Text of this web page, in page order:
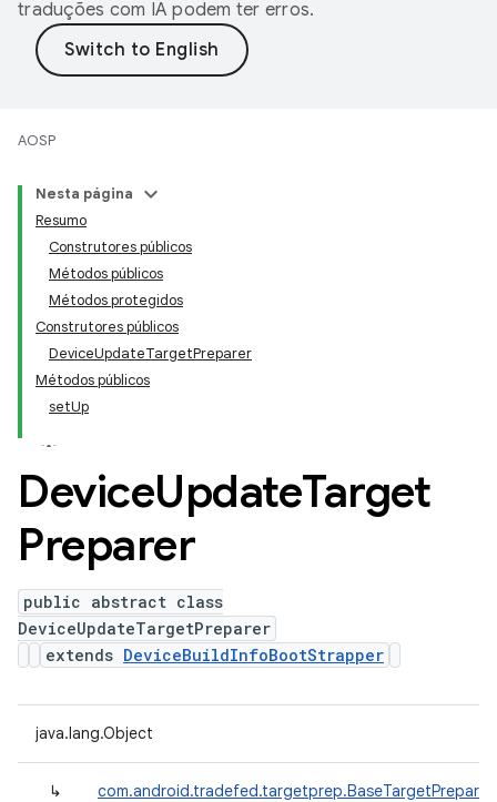
traduções com IA podem ter erros.
AOSP
Nesta página
Resumo
Construtores públicos
Métodos públicos
Métodos protegidos
Construtores públicos
DeviceUpdateTargetPreparer
Métodos públicos
setUp
DeviceUpdateTarget
Preparer
public abstract class
DeviceUpdateTargetPreparer
extends DeviceBuildInfoBootStrapper
java.lang.Object
↳ com.android.tradefed.targetprep.BaseTargetPreparer